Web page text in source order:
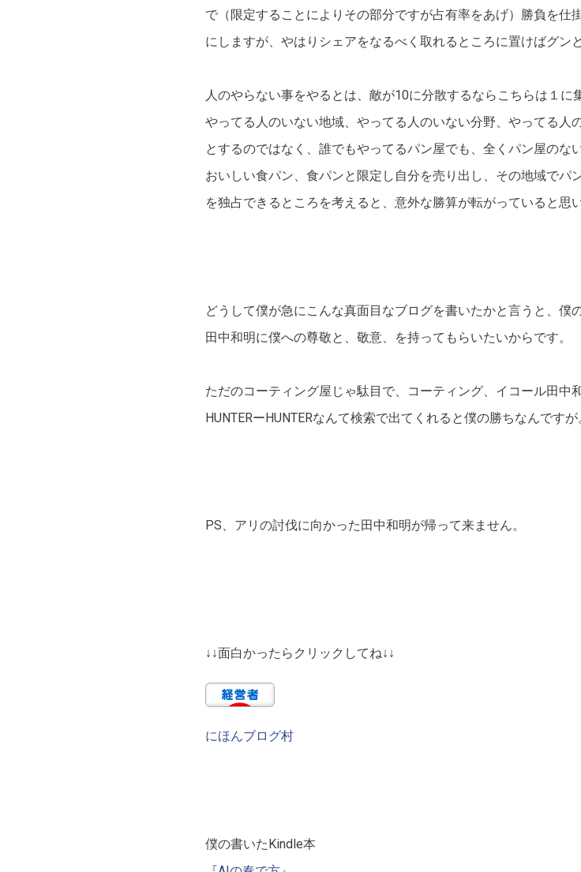
で（限定することによりその部分ですが占有率をあげ）勝負を
にしますが、やはりシェアをなるべく取れるところに置けばグン
人のやらない事をやるとは、敵が10に分散するならこちらは１に
やってる人のいない地域、やってる人のいない分野、やってる人
とするのではなく、誰でもやってるパン屋でも、全くパン屋のな
おいしい食パン、食パンと限定し自分を売り出し、その地域でパ
を独占できるところを考えると、意外な勝算が転がっていると思い
どうして僕が急にこんな真面目なブログを書いたかと言うと、僕
田中和明に僕への尊敬と、敬意、を持ってもらいたいからです。
ただのコーティング屋じゃ駄目で、コーティング、イコール田中
HUNTERーHUNTERなんて検索で出てくれると僕の勝ちなんですが
PS、アリの討伐に向かった田中和明が帰って来ません。
↓↓面白かったらクリックしてね↓↓
にほんブログ村
僕の書いたKindle本